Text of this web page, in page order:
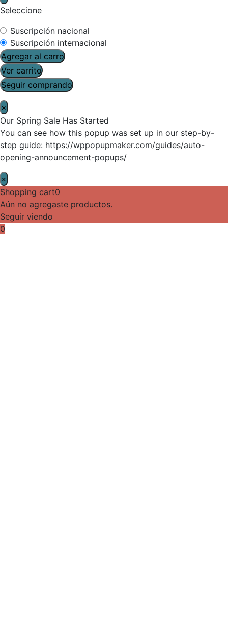
Seleccione
Suscripción nacional
Suscripción internacional
Agregar al carro
Ver carrito
Seguir comprando
×
Our Spring Sale Has Started
You can see how this popup was set up in our step-by-
step guide: https://wppopupmaker.com/guides/auto-
opening-announcement-popups/
×
Shopping cart0
Aún no agregaste productos.
Seguir viendo
0